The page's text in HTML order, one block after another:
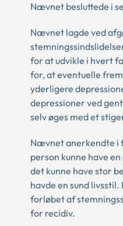
Nævnet besluttede i
Nævnet lagde ved
for at udvikle i hvert
for, at eventuelle
yderligere
depressioner ved
selv øges med et
Nævnet anerkendte i
person kunne have
det kunne have stor
havde en sund
forløbet af
for recidiv.